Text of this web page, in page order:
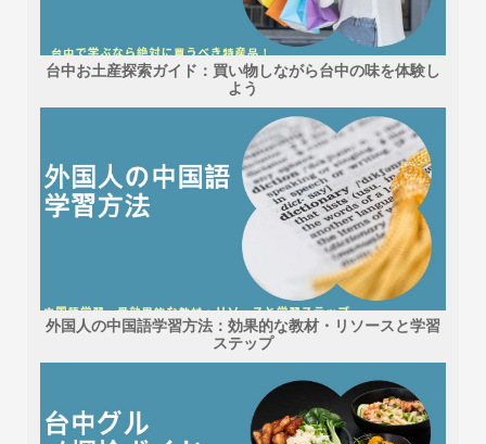
台中お土産探索ガイド：買い物しながら台中の味を体験し
よう
外国人の中国語学習方法：効果的な教材・リソースと学習
ステップ